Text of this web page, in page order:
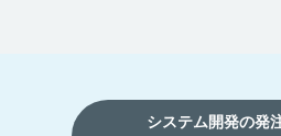
システム開発の発